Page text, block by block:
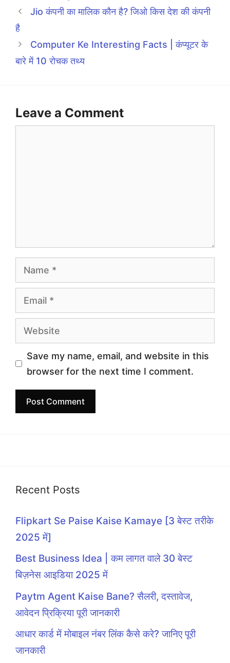
Jio कंपनी का मालिक कौन है? जिओ किस देश की कंपनी
है
Computer Ke Interesting Facts | कंप्यूटर के
बारे में 10 रोचक तथ्य
Leave a Comment
Name
Email
Website
Save my name, email, and website in this
browser for the next time I comment.
Recent Posts
Flipkart Se Paise Kaise Kamaye [3 बेस्ट तरीके
2025 में]
Best Business Idea | कम लागत वाले 30 बेस्ट
बिज़नेस आइडिया 2025 में
Paytm Agent Kaise Bane? सैलरी, दस्तावेज,
आवेदन प्रिक्रिया पूरी जानकारी
आधार कार्ड में मोबाइल नंबर लिंक कैसे करे? जानिए पूरी
जानकारी